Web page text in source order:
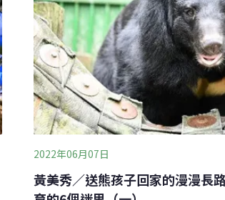
2022年06月07日
黃美秀／送熊孩子回家的漫漫長